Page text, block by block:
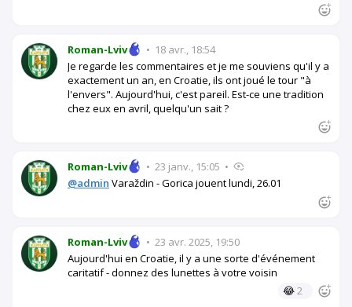
Roman-Lviv • 18 avr., 18:54
Je regarde les commentaires et je me souviens qu'il y a
exactement un an, en Croatie, ils ont joué le tour "à
l'envers". Aujourd'hui, c'est pareil. Est-ce une tradition
chez eux en avril, quelqu'un sait ?
Roman-Lviv • 23 janv., 15:05 •
@admin Varaždin - Gorica jouent lundi, 26.01
Roman-Lviv • 23 avr. 2025, 19:50
Aujourd'hui en Croatie, il y a une sorte d'événement
caritatif - donnez des lunettes à votre voisin
😂2